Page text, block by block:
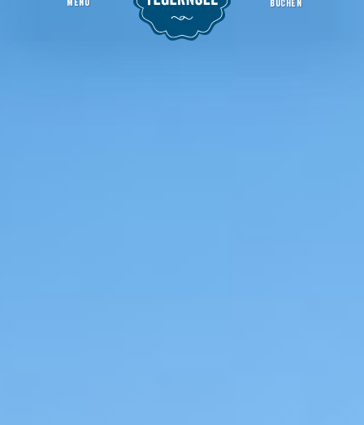
MENU BUCHEN